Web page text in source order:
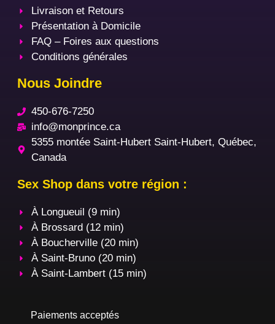
Livraison et Retours
Présentation à Domicile
FAQ – Foires aux questions
Conditions générales
Nous Joindre
450-676-7250
info@monprince.ca
5355 montée Saint-Hubert Saint-Hubert, Québec,
Canada
Sex Shop dans votre région :
À Longueuil (9 min)
À Brossard (12 min)
À Boucherville (20 min)
À Saint-Bruno (20 min)
À Saint-Lambert (15 min)
Paiements acceptés